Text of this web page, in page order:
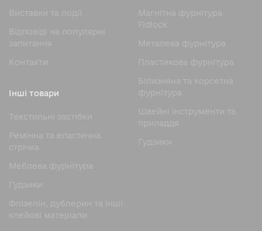
Виставки та події
Відповіді на популярні
запитання
Контакти
Магнітна фурнітура
Fidlock
Металева фурнітура
Пластикова фурнітура
Білизняна та корсетна
фурнітура
Швейні інструменти та
приладдя
Гудзики
Інші товари
Текстильні застібки
Ремінна та еластична
стрічка
Меблева фурнітура
Гудзики
Флізелін, дублерин та інші
клейові матеріали